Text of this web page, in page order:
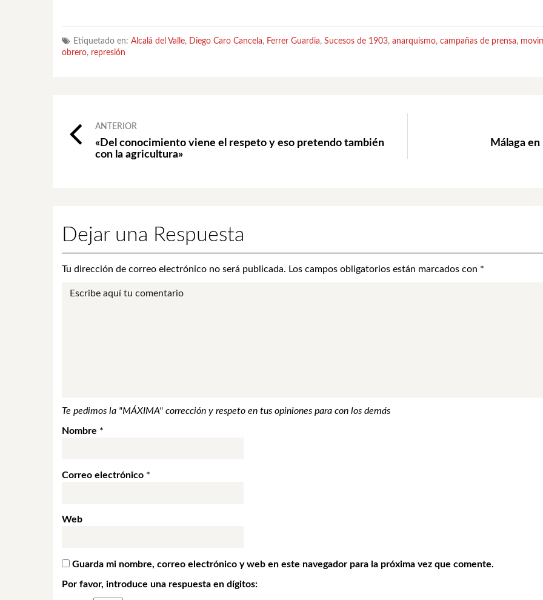
Etiquetado en: Alcalá del Valle, Diego Caro Cancela, Ferrer Guardia, Sucesos de 1903, anarquismo, campañas de prensa,
obrero, represión
Navegación
Málaga
ANTERIOR
«Del conocimiento viene el respeto y eso pretendo también
con la agricultura»
Dejar una Respuesta
Tu dirección de correo electrónico no será publicada. Los campos obligatorios están marcados con *
Te pedimos la "MÁXIMA" corrección y respeto en tus opiniones para con los demás
Nombre *
Correo electrónico *
Web
Guarda mi nombre, correo electrónico y web en este navegador para la próxima vez que comente.
Por favor, introduce una respuesta en dígitos: